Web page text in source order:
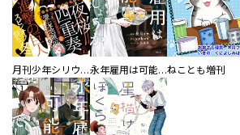
月刊少年シリウス 永年雇用は可能でしょうかねことも増刊